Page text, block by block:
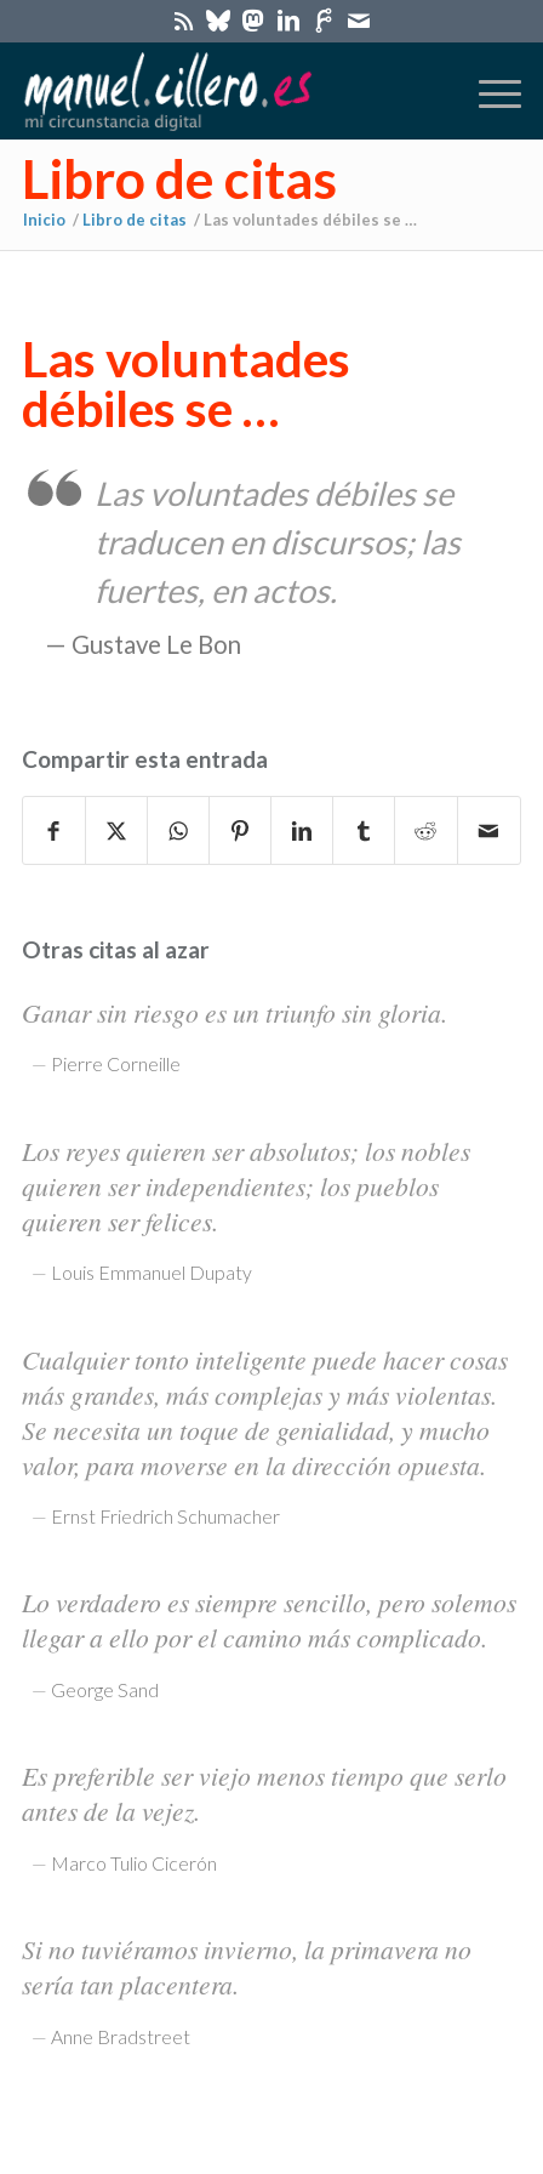
Libro de citas
Inicio / Libro de citas / Las voluntades débiles se …
Las voluntades
débiles se …
Gustave Le Bon
Las voluntades débiles se
traducen en discursos; las
fuertes, en actos.
Compartir esta entrada
Otras citas al azar
Ganar sin riesgo es un triunfo sin gloria.
— Pierre Corneille
Los reyes quieren ser absolutos; los nobles
quieren ser independientes; los pueblos
quieren ser felices.
— Louis Emmanuel Dupaty
Cualquier tonto inteligente puede hacer cosas
más grandes, más complejas y más violentas.
Se necesita un toque de genialidad, y mucho
valor, para moverse en la dirección opuesta.
— Ernst Friedrich Schumacher
Lo verdadero es siempre sencillo, pero solemos
llegar a ello por el camino más complicado.
— George Sand
Es preferible ser viejo menos tiempo que serlo
antes de la vejez.
— Marco Tulio Cicerón
Si no tuviéramos invierno, la primavera no
sería tan placentera.
— Anne Bradstreet